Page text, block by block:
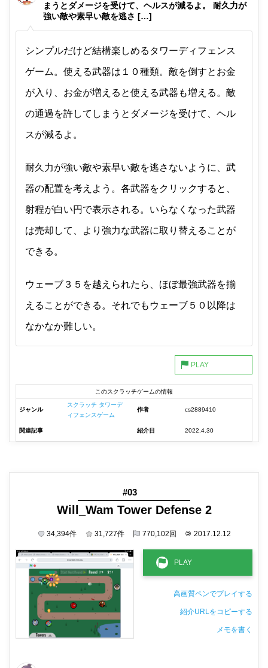
まうとダメージを受けて、ヘルスが減るよ。 耐久力が
強い敵や素早い敵を逃さ […]
シンプルだけど結構楽しめるタワーディフェンス
ゲーム。使える武器は１０種類。敵を倒すとお金
が入り、お金が増えると使える武器も増える。敵
の通過を許してしまうとダメージを受けて、ヘル
スが減るよ。
耐久力が強い敵や素早い敵を逃さないように、武
器の配置を考えよう。各武器をクリックすると、
射程が白い円で表示される。いらなくなった武器
は売却して、より強力な武器に取り替えることが
できる。
ウェーブ３５を越えられたら、ほぼ最強武器を揃
えることができる。それでもウェーブ５０以降は
なかなか難しい。
このスクラッチゲームの情報
ジャンル
スクラッチ タワーデ
ィフェンスゲーム
作者 cs2889410
関連記事 紹介日 2022.4.30
#03
Will_Wam Tower Defense 2
34,394件 31,727件 770,102 回 © 2017.12.12
高画質ペンでプレイする
紹介URLをコピーする
メモを書く